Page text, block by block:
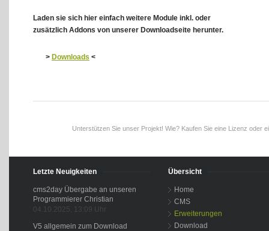
Laden sie sich hier einfach weitere Module inkl. oder
zusätzlich Addons von unserer Downloadseite herunter.
> Downloads <
Unterstützen Sie unser Projekt! Wie? Kaufen Sie eine Lizenz oder
Letzte Neuigkeiten
cms2day Übergabe an unseren
Programmierer Christian
04.10.2025, 13:09 Uhr
V5 allgemein zum Download
Übersicht
Home
CMS
Erweiterungen
Download